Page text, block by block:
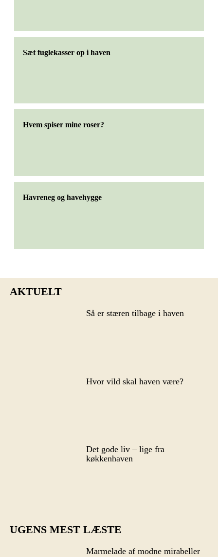
Sæt fuglekasser op i haven
Hvem spiser mine roser?
Havreneg og havehygge
AKTUELT
Så er stæren tilbage i haven
Hvor vild skal haven være?
Det gode liv – lige fra
køkkenhaven
UGENS MEST LÆSTE
Marmelade af modne mirabeller